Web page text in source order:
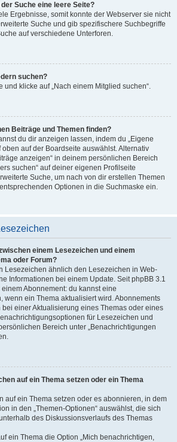
Suche eine leere Seite?
Ergebnisse, somit konnte der Webserver sie nicht
Suche und gib spezifischere Suchbegriffe
auf verschiedene Unterforen.
suchen?
und klicke auf „Nach einem Mitglied suchen“.
Beiträge und Themen finden?
du dir anzeigen lassen, indem du „Eigene
oben auf der Boardseite auswählst. Alternativ
anzeigen“ in deinem persönlichen Bereich
suchen“ auf deiner eigenen Profilseite
Suche, um nach von dir erstellen Themen
Optionen in die Suchmaske ein.
einem Lesezeichen und einem
oder Forum?
Lesezeichen ähnlich den Lesezeichen in Web-
Informationen bei einem Update. Seit phpBB 3.1
Abonnement: du kannst eine
wenn ein Thema aktualisiert wird. Abonnements
einer Aktualisierung eines Themas oder eines
für Lesezeichen und
Bereich unter „Benachrichtigungen
auf ein Thema setzen oder ein Thema
auf ein Thema setzen oder es abonnieren, in dem
in den „Themen-Optionen“ auswählst, die sich
des Diskussionsverlaufs des Themas
ein Thema die Option „Mich benachrichtigen,